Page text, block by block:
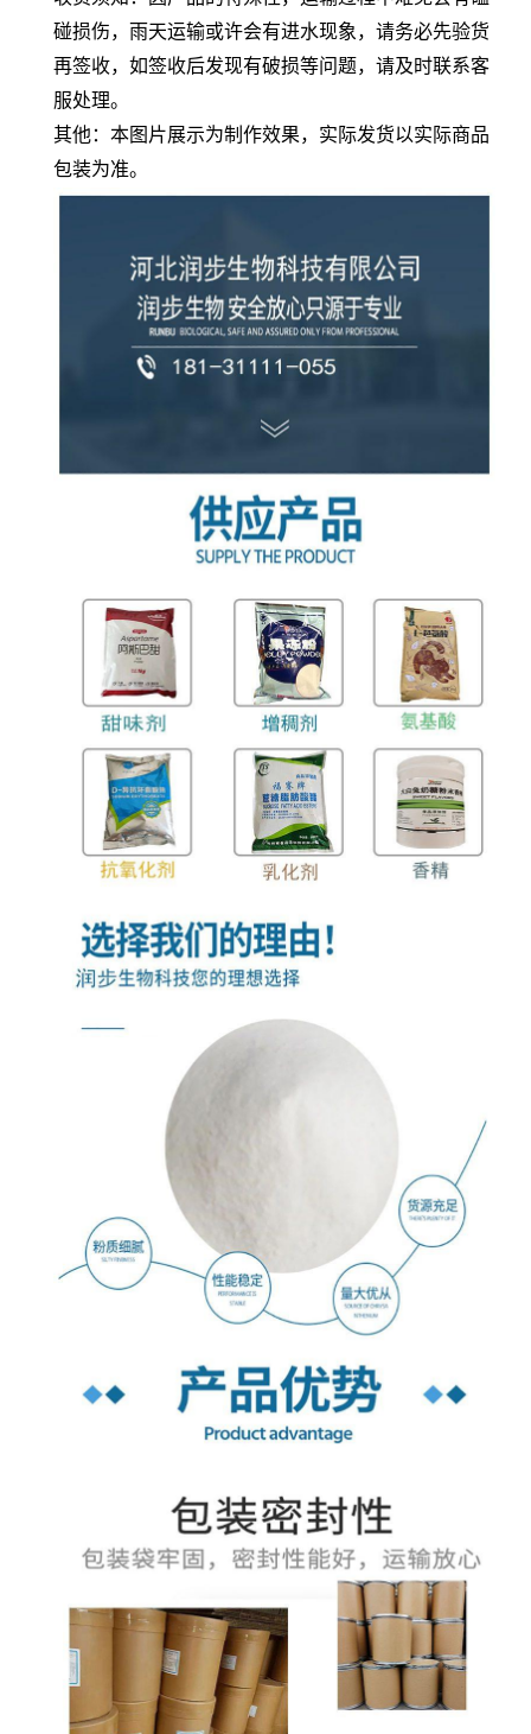
碰损伤，雨天运输或许会有进水现象，请务必先验货
再签收，如签收后发现有破损等问题，请及时联系客
服处理。
其他：本图片展示为制作效果，实际发货以实际商品
包装为准。